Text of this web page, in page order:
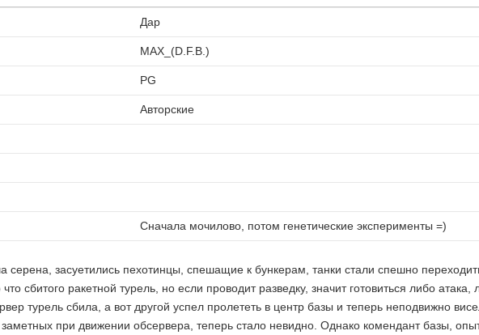
Дар
MAX_(D.F.B.)
PG
Авторские
Сначала мочилово, потом генетические эксперименты =)
серена, засуетились пехотинцы, спешащие к бункерам, танки стали спешно
сбитого ракетной турель, но если проводит разведку, значит готовиться либо
турель сбила, а вот другой успел пролететь в центр базы и теперь неподвижно
заметных при движении обсервера, теперь стало невидно. Однако комендант базы,